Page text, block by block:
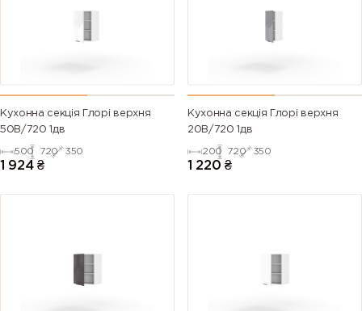
Кухонна секція Глорі верхня
50В/720 1дв
500 720 350
1 924 ₴
Кухонна секція Глорі верхня
20В/720 1дв
200 720 350
1 220 ₴